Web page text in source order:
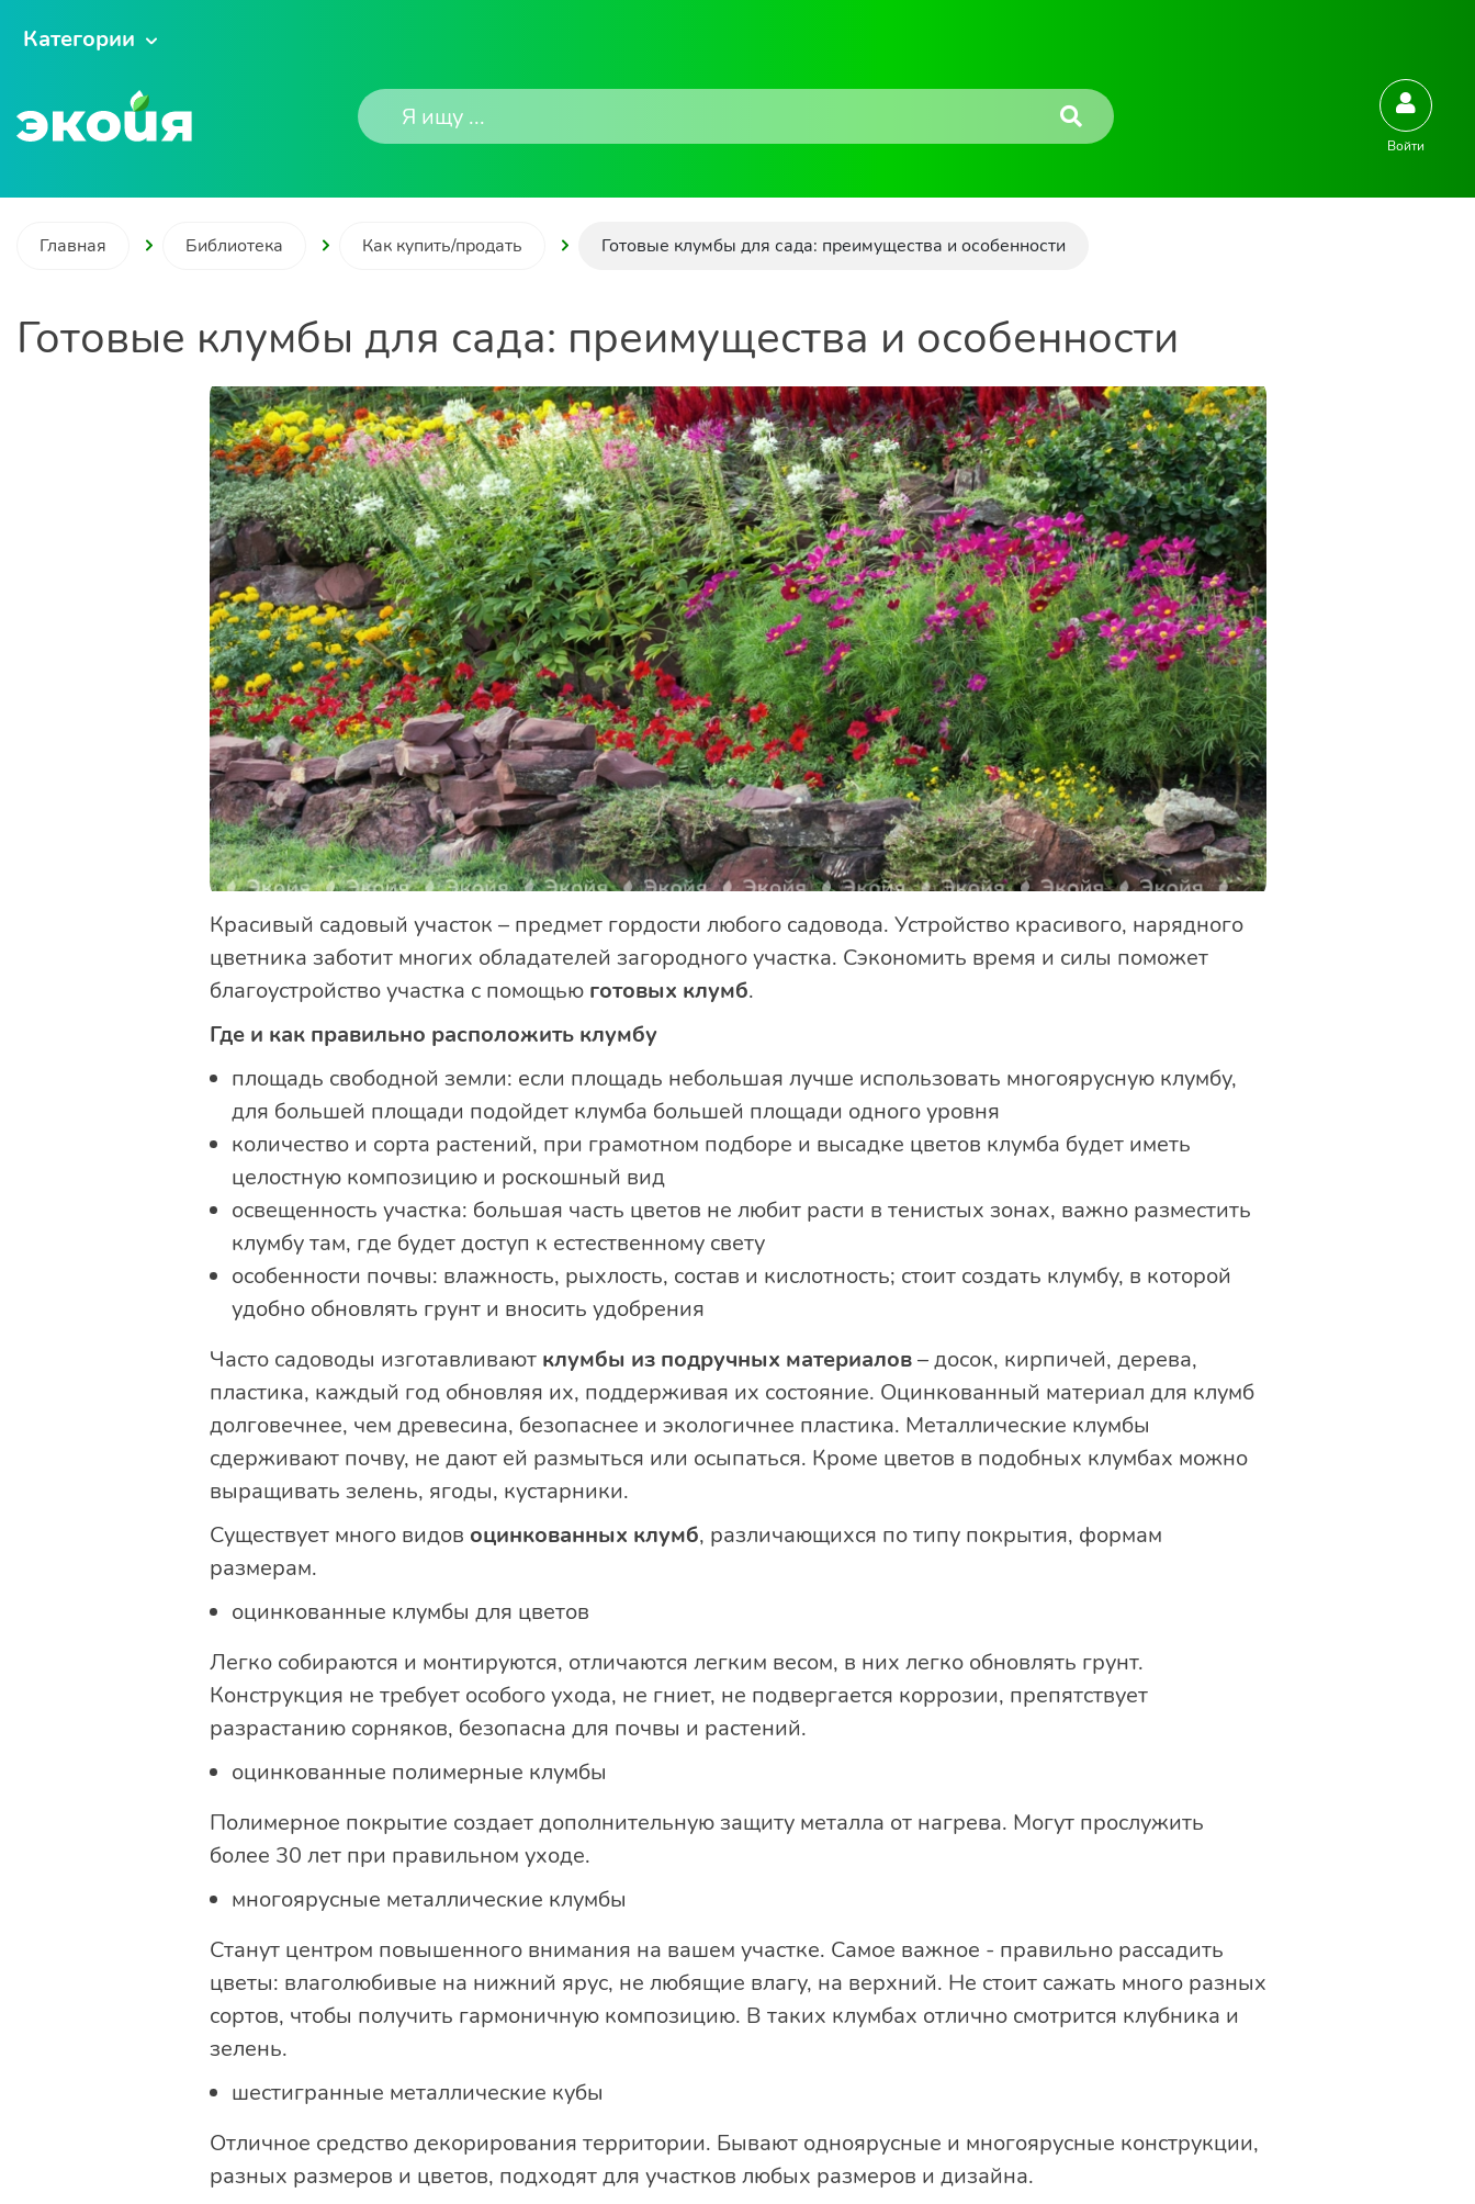
Категории
Войти
Главная Библиотека Как купить/продать Готовые клумбы для сада: преимущества и особенности
Готовые клумбы для сада: преимущества и особенности
Красивый садовый участок – предмет гордости любого садовода. Устройство красивого, нарядного
цветника заботит многих обладателей загородного участка. Сэкономить время и силы поможет
благоустройство участка с помощью готовых клумб.
Где и как правильно расположить клумбу
площадь свободной земли: если площадь небольшая лучше использовать многоярусную клумбу,
для большей площади подойдет клумба большей площади одного уровня
количество и сорта растений, при грамотном подборе и высадке цветов клумба будет иметь
целостную композицию и роскошный вид
освещенность участка: большая часть цветов не любит расти в тенистых зонах, важно разместить
клумбу там, где будет доступ к естественному свету
особенности почвы: влажность, рыхлость, состав и кислотность; стоит создать клумбу, в которой
удобно обновлять грунт и вносить удобрения
Часто садоводы изготавливают клумбы из подручных материалов– досок, кирпичей, дерева,
пластика, каждый год обновляя их, поддерживая их состояние. Оцинкованный материал для клумб
долговечнее, чем древесина, безопаснее и экологичнее пластика. Металлические клумбы
сдерживают почву, не дают ей размыться или осыпаться. Кроме цветов в подобных клумбах можно
выращивать зелень, ягоды, кустарники.
Существует много видов оцинкованных клумб, различающихся по типу покрытия, формам
размерам.
оцинкованные клумбы для цветов
Легко собираются и монтируются, отличаются легким весом, в них легко обновлять грунт.
Конструкция не требует особого ухода, не гниет, не подвергается коррозии, препятствует
разрастанию сорняков, безопасна для почвы и растений.
оцинкованные полимерные клумбы
Полимерное покрытие создает дополнительную защиту металла от нагрева. Могут прослужить
более 30 лет при правильном уходе.
многоярусные металлические клумбы
Станут центром повышенного внимания на вашем участке. Самое важное - правильно рассадить
цветы: влаголюбивые на нижний ярус, не любящие влагу, на верхний. Не стоит сажать много разных
сортов, чтобы получить гармоничную композицию. В таких клумбах отлично смотрится клубника и
зелень.
шестигранные металлические кубы
Отличное средство декорирования территории. Бывают одноярусные и многоярусные конструкции,
разных размеров и цветов, подходят для участков любых размеров и дизайна.